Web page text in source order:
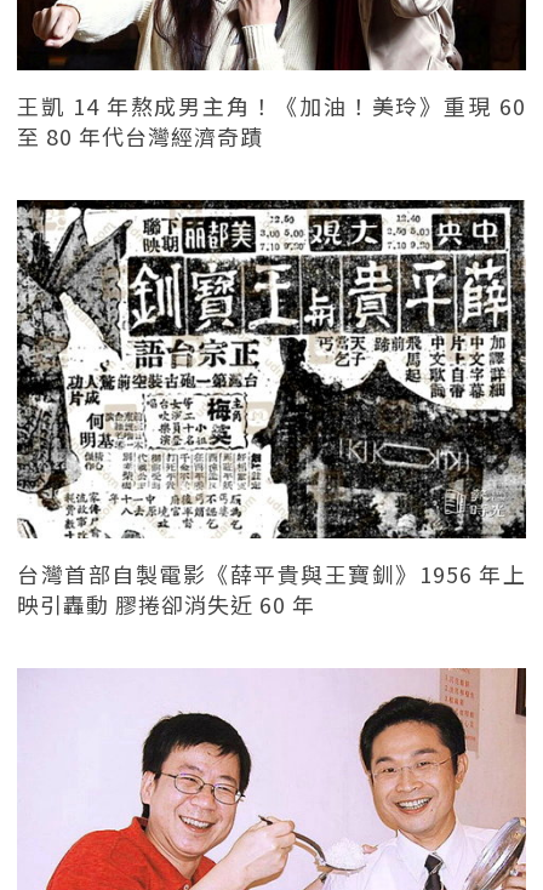
王凱 14 年熬成男主角！《加油！美玲》重現 60
至 80 年代台灣經濟奇蹟
台灣首部自製電影《薛平貴與王寶釧》1956 年上
映引轟動 膠捲卻消失近 60 年